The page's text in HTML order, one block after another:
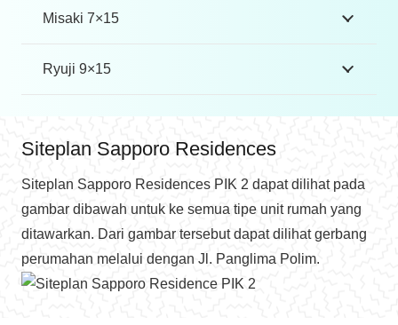
Misaki 7×15
Ryuji 9×15
Siteplan Sapporo Residences
Siteplan Sapporo Residences PIK 2 dapat dilihat pada
gambar dibawah untuk ke semua tipe unit rumah yang
ditawarkan. Dari gambar tersebut dapat dilihat gerbang
perumahan melalui dengan Jl. Panglima Polim.